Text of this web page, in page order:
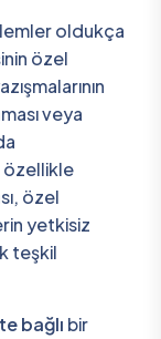
oldukça
özel
veya
özel
yetkisiz
teşkil
bağlı bir